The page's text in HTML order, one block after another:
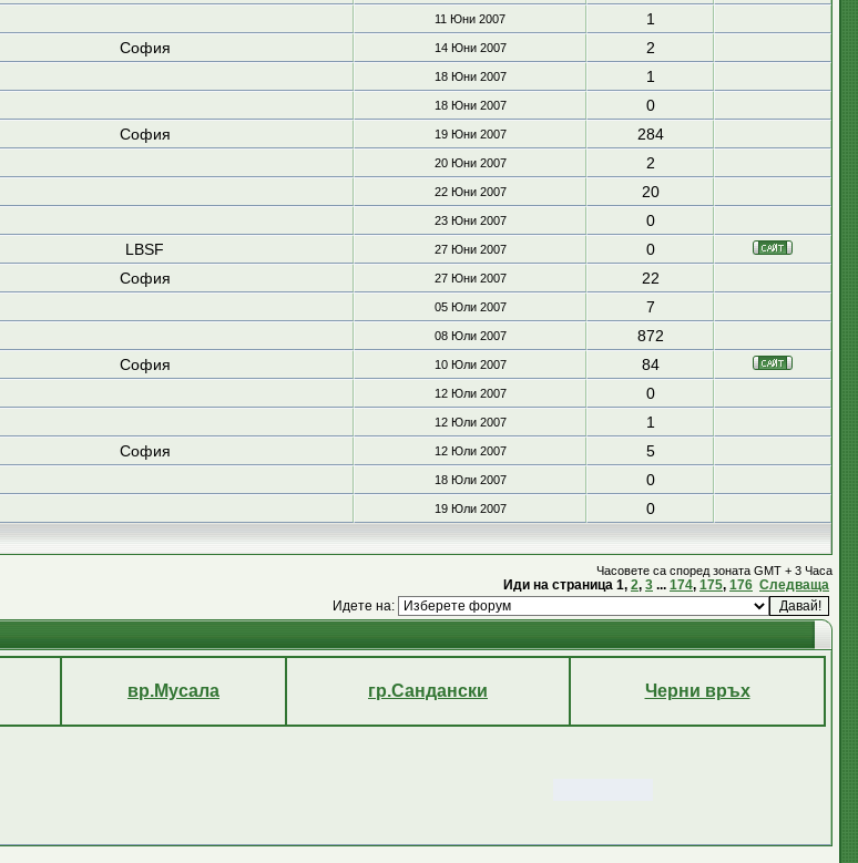
11 Юни 2007
1
София 14 Юни 2007
2
18 Юни 2007
1
18 Юни 2007
0
София 19 Юни 2007
284
20 Юни 2007
2
22 Юни 2007
20
23 Юни 2007
0
LBSF 27 Юни 2007
0
София 27 Юни 2007
22
05 Юли 2007
7
08 Юли 2007
872
София 10 Юли 2007
84
12 Юли 2007
0
12 Юли 2007
1
София 12 Юли 2007
5
18 Юли 2007
0
19 Юли 2007 0
Часовете са според зоната GMT + 3 Часа
Иди на страница 1, 2, 3 ... 174, 175, 176 Следваща
Идете на:
вр.Мусала гр.Сандански Черни връх